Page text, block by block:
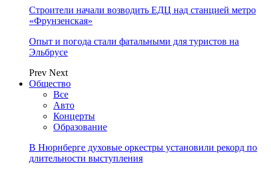
Строители начали возводить ЕДЦ над станцией метро
«Фрунзенская»
Опыт и погода стали фатальными для туристов на
Эльбрусе
Prev Next
Общество
Все
Авто
Концерты
Образование
В Нюрнберге духовые оркестры установили рекорд по
длительности выступления